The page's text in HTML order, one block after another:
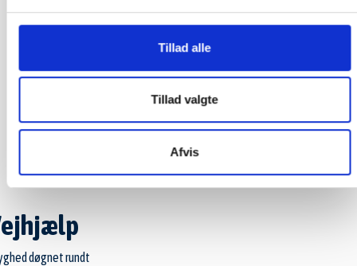
Tillad alle
Tillad valgte
Afvis
Mail Kort
døgnet rundt